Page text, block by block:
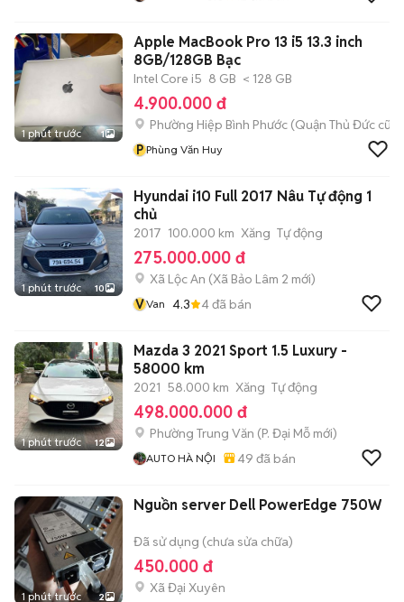
1 phút trước 1
Apple MacBook Pro 13 i5 13.3 inch
8GB/128GB Bạc
Intel Core i5 8 GB < 128 GB
4.900.000 đ
Phường Hiệp Bình Phước (Quận Thủ Đức cũ)
P Phùng Văn Huy
1 phút trước 10
Hyundai i10 Full 2017 Nâu Tự động 1
chủ
2017 100.000 km Xăng Tự động
275.000.000 đ
Xã Lộc An (Xã Bảo Lâm 2 mới)
VVan 4.3 4đã bán
1 phút trước 12
Mazda 3 2021 Sport 1.5 Luxury -
58000 km
2021 58.000 km Xăng Tự động
498.000.000 đ
Phường Trung Văn (P. Đại Mỗ mới)
AUTO HÀ NỘI 49 đã bán
1 phút trước 2
Nguồn server Dell PowerEdge 750W
Đã sử dụng (chưa sửa chữa)
450.000 đ
Xã Đại Xuyên